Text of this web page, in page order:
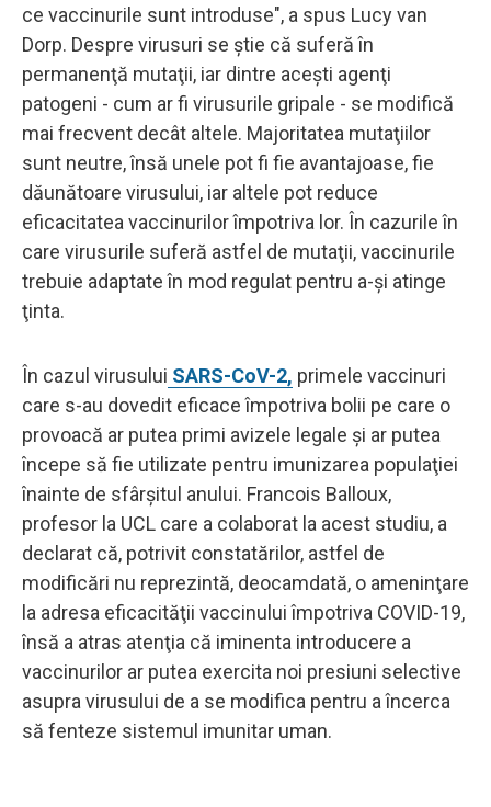
ce vaccinurile sunt introduse", a spus Lucy van
Dorp. Despre virusuri se ştie că suferă în
permanenţă mutaţii, iar dintre aceşti agenţi
patogeni - cum ar fi virusurile gripale - se modifică
mai frecvent decât altele. Majoritatea mutaţiilor
sunt neutre, însă unele pot fi fie avantajoase, fie
dăunătoare virusului, iar altele pot reduce
eficacitatea vaccinurilor împotriva lor. În cazurile în
care virusurile suferă astfel de mutaţii, vaccinurile
trebuie adaptate în mod regulat pentru a-şi atinge
ţinta.
În cazul virusului SARS-CoV-2, primele vaccinuri
care s-au dovedit eficace împotriva bolii pe care o
provoacă ar putea primi avizele legale şi ar putea
începe să fie utilizate pentru imunizarea populaţiei
înainte de sfârşitul anului. Francois Balloux,
profesor la UCL care a colaborat la acest studiu, a
declarat că, potrivit constatărilor, astfel de
modificări nu reprezintă, deocamdată, o ameninţare
la adresa eficacităţii vaccinului împotriva COVID-19,
însă a atras atenţia că iminenta introducere a
vaccinurilor ar putea exercita noi presiuni selective
asupra virusului de a se modifica pentru a încerca
să fenteze sistemul imunitar uman.